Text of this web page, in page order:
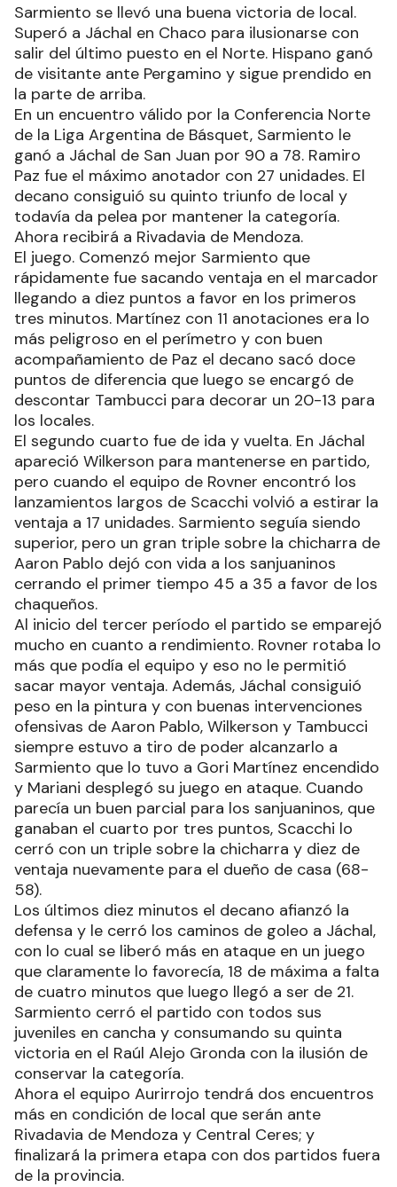
Sarmiento se llevó una buena victoria de local.
Superó a Jáchal en Chaco para ilusionarse con
salir del último puesto en el Norte. Hispano ganó
de visitante ante Pergamino y sigue prendido en
la parte de arriba.
En un encuentro válido por la Conferencia Norte
de la Liga Argentina de Básquet, Sarmiento le
ganó a Jáchal de San Juan por 90 a 78. Ramiro
Paz fue el máximo anotador con 27 unidades. El
decano consiguió su quinto triunfo de local y
todavía da pelea por mantener la categoría.
Ahora recibirá a Rivadavia de Mendoza.
El juego. Comenzó mejor Sarmiento que
rápidamente fue sacando ventaja en el marcador
llegando a diez puntos a favor en los primeros
tres minutos. Martínez con 11 anotaciones era lo
más peligroso en el perímetro y con buen
acompañamiento de Paz el decano sacó doce
puntos de diferencia que luego se encargó de
descontar Tambucci para decorar un 20-13 para
los locales.
El segundo cuarto fue de ida y vuelta. En Jáchal
apareció Wilkerson para mantenerse en partido,
pero cuando el equipo de Rovner encontró los
lanzamientos largos de Scacchi volvió a estirar la
ventaja a 17 unidades. Sarmiento seguía siendo
superior, pero un gran triple sobre la chicharra de
Aaron Pablo dejó con vida a los sanjuaninos
cerrando el primer tiempo 45 a 35 a favor de los
chaqueños.
Al inicio del tercer período el partido se emparejó
mucho en cuanto a rendimiento. Rovner rotaba lo
más que podía el equipo y eso no le permitió
sacar mayor ventaja. Además, Jáchal consiguió
peso en la pintura y con buenas intervenciones
ofensivas de Aaron Pablo, Wilkerson y Tambucci
siempre estuvo a tiro de poder alcanzarlo a
Sarmiento que lo tuvo a Gori Martínez encendido
y Mariani desplegó su juego en ataque. Cuando
parecía un buen parcial para los sanjuaninos, que
ganaban el cuarto por tres puntos, Scacchi lo
cerró con un triple sobre la chicharra y diez de
ventaja nuevamente para el dueño de casa (68-
58).
Los últimos diez minutos el decano afianzó la
defensa y le cerró los caminos de goleo a Jáchal,
con lo cual se liberó más en ataque en un juego
que claramente lo favorecía, 18 de máxima a falta
de cuatro minutos que luego llegó a ser de 21.
Sarmiento cerró el partido con todos sus
juveniles en cancha y consumando su quinta
victoria en el Raúl Alejo Gronda con la ilusión de
conservar la categoría.
Ahora el equipo Aurirrojo tendrá dos encuentros
más en condición de local que serán ante
Rivadavia de Mendoza y Central Ceres; y
finalizará la primera etapa con dos partidos fuera
de la provincia.